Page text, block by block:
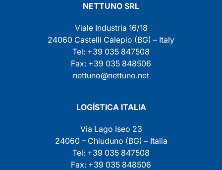
NETTUNO SRL
Viale Industria 16/18
24060 Castelli Calepio (BG) – Italy
Tel: +39 035 847508
Fax: +39 035 848506
nettuno@nettuno.net
LOGÍSTICA ITALIA
Via Lago Iseo 23
24060 – Chiuduno (BG) – Italia
Tel: +39 035 847508
Fax: +39 035 848506